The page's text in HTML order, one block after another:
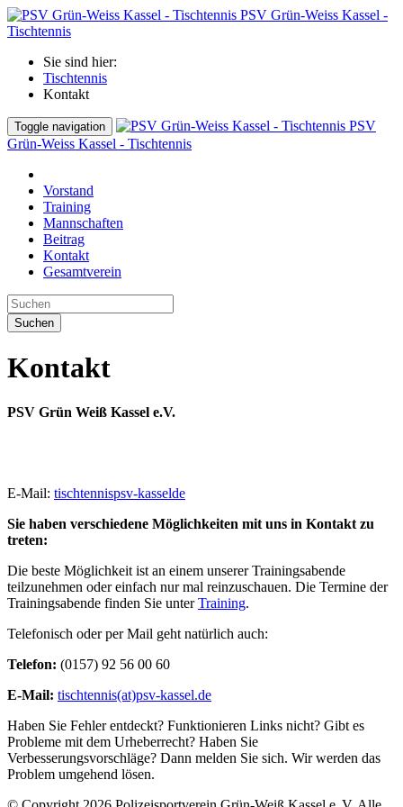
PSV Grün-Weiss Kassel -
Tischtennis
Sie sind hier:
Tischtennis
Kontakt
Toggle navigation
PSV
Grün-Weiss Kassel - Tischtennis
Vorstand
Training
Mannschaften
Beitrag
Kontakt
Gesamtverein
Suchen
Kontakt
PSV Grün Weiß Kassel e.V.
E-Mail: tischtennispsv-kasselde
Sie haben verschiedene Möglichkeiten mit uns in Kontakt zu
treten:
Die beste Möglichkeit ist an einem unserer Trainingsabende
teilzunehmen oder einfach nur mal reinzuschauen. Die Termine der
Trainingsabende finden Sie unterTraining.
Telefonisch oder per Mail geht natürlich auch:
Telefon: (0157) 92 56 00 60
E-Mail: tischtennis(at)psv-kassel.de
Haben Sie Fehler entdeckt? Funktionieren Links nicht? Gibt es
Probleme mit dem Urheberrecht? Haben Sie
Verbesserungsvorschläge? Dann melden Sie sich. Wir werden das
Problem umgehend lösen.